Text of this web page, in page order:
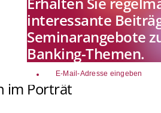
interessante
Seminarangebote
Banking-Themen.
email
im Porträt